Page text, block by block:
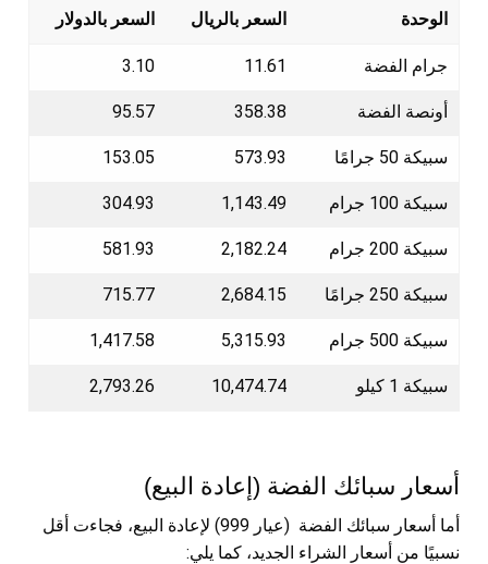
الوحدة السعر بالريال السعر بالدولار
جرام الفضة 11.61
3.10
أونصة الفضة 358.38
95.57
سبيكة 50 جرامًا 573.93
153.05
سبيكة 100 جرام 1,143.49
304.93
سبيكة 200 جرام 2,182.24
581.93
سبيكة 250 جرامًا 2,684.15
715.77
سبيكة 500 جرام 5,315.93
1,417.58
سبيكة 1 كيلو 10,474.74
2,793.26
أسعار سبائك الفضة (إعادة البيع)
أما أسعار سبائك الفضة (عيار 999) لإعادة البيع، فجاءت أقل
نسبيًا من أسعار الشراء الجديد، كما يلي: